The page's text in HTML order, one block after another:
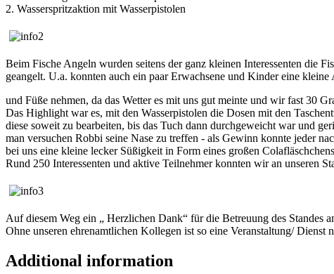
2. Wasserspritzaktion mit Wasserpistolen
Beim Fische Angeln wurden seitens der ganz kleinen Interessenten die
geangelt. U.a. konnten auch ein paar Erwachsene und Kinder eine
und Füße nehmen, da das Wetter es mit uns gut meinte und wir fast 30
Das Highlight war es, mit den Wasserpistolen die Dosen mit den
diese soweit zu bearbeiten, bis das Tuch dann durchgeweicht war und
man versuchen Robbi seine Nase zu treffen - als Gewinn konnte jeder
bei uns eine kleine lecker Süßigkeit in Form eines großen
Rund 250 Interessenten und aktive Teilnehmer konnten wir an unseren
Auf diesem Weg ein „ Herzlichen Dank“ für die Betreuung des Standes
Ohne unseren ehrenamtlichen Kollegen ist so eine Veranstaltung/ Dienst
Additional information